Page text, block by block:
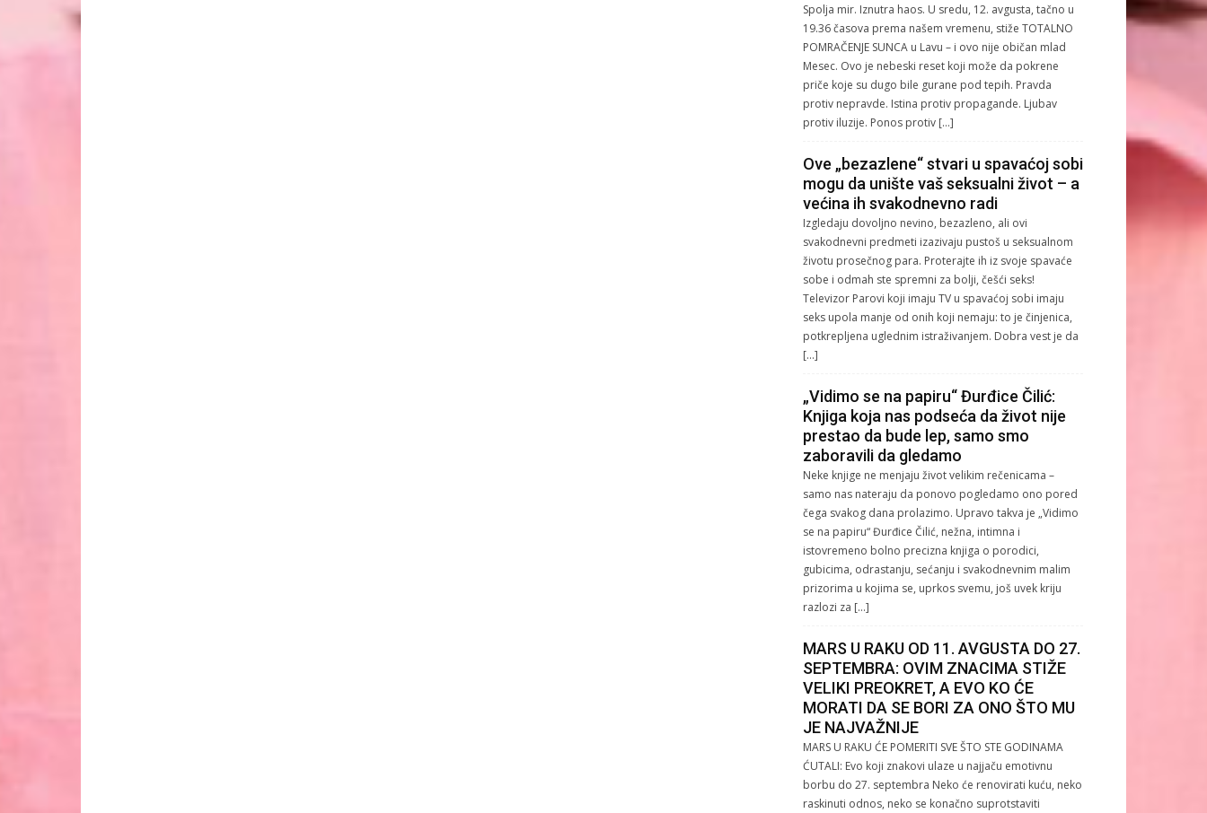
Spolja mir. Iznutra haos. U sredu, 12. avgusta, tačno u
19.36 časova prema našem vremenu, stiže TOTALNO
POMRAČENJE SUNCA u Lavu – i ovo nije običan mlad
Mesec. Ovo je nebeski reset koji može da pokrene
priče koje su dugo bile gurane pod tepih. Pravda
protiv nepravde. Istina protiv propagande. Ljubav
protiv iluzije. Ponos protiv […]
Ove „bezazlene“ stvari u spavaćoj sobi
mogu da unište vaš seksualni život – a
većina ih svakodnevno radi
Izgledaju dovoljno nevino, bezazleno, ali ovi
svakodnevni predmeti izazivaju pustoš u seksualnom
životu prosečnog para. Proterajte ih iz svoje spavaće
sobe i odmah ste spremni za bolji, češći seks!
Televizor Parovi koji imaju TV u spavaćoj sobi imaju
seks upola manje od onih koji nemaju: to je činjenica,
potkrepljena uglednim istraživanjem. Dobra vest je da
[…]
„Vidimo se na papiru“ Đurđice Čilić:
Knjiga koja nas podseća da život nije
prestao da bude lep, samo smo
zaboravili da gledamo
Neke knjige ne menjaju život velikim rečenicama –
samo nas nateraju da ponovo pogledamo ono pored
čega svakog dana prolazimo. Upravo takva je „Vidimo
se na papiru“ Đurđice Čilić, nežna, intimna i
istovremeno bolno precizna knjiga o porodici,
gubicima, odrastanju, sećanju i svakodnevnim malim
prizorima u kojima se, uprkos svemu, još uvek kriju
razlozi za […]
MARS U RAKU OD 11. AVGUSTA DO 27.
SEPTEMBRA: OVIM ZNACIMA STIŽE
VELIKI PREOKRET, A EVO KO ĆE
MORATI DA SE BORI ZA ONO ŠTO MU
JE NAJVAŽNIJE
MARS U RAKU ĆE POMERITI SVE ŠTO STE GODINAMA
ĆUTALI: Evo koji znakovi ulaze u najjaču emotivnu
borbu do 27. septembra Neko će renovirati kuću, neko
raskinuti odnos, neko se konačno suprotstaviti